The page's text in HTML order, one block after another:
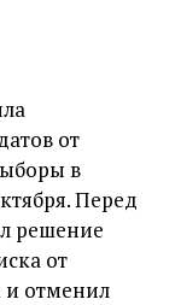
от
в
Перед
решение
от
отменил